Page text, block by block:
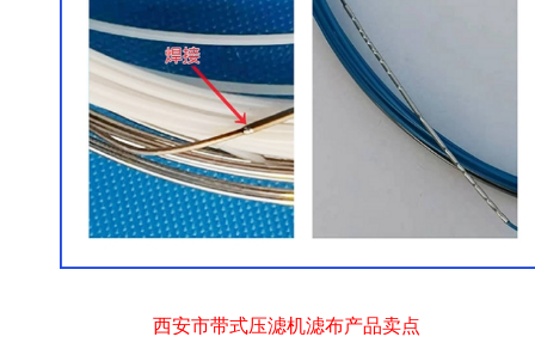
西安市带式压滤机滤布产品卖点